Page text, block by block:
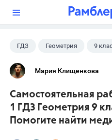
ГДЗ Геометрия 9
Мария Клищенкова
Самостоятельная
1 ГДЗ Геометрия 9
Помогите найти